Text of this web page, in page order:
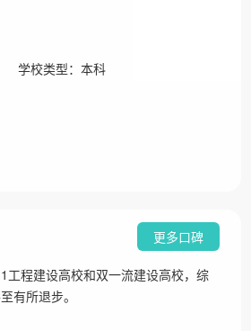
学校类型： 本科
更多口碑
程建设高校和双一流建设高校，综
有所退步。